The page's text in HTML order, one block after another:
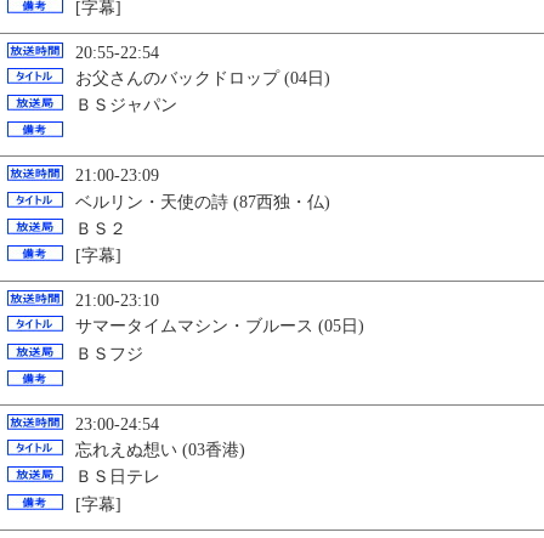
[字幕]
20:55-22:54
お父さんのバックドロップ (04日)
ＢＳジャパン
21:00-23:09
ベルリン・天使の詩 (87西独・仏)
ＢＳ２
[字幕]
21:00-23:10
サマータイムマシン・ブルース (05日)
ＢＳフジ
23:00-24:54
忘れえぬ想い (03香港)
ＢＳ日テレ
[字幕]